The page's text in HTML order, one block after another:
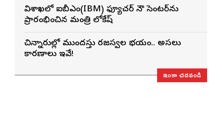
విశాఖలో ఐబీఎం(IBM) ఫ్యూచర్ నౌ సెంటర్‌ను
ప్రారంభించిన మంత్రి లోకేష్
చిన్నారుల్లో ముందస్తు రజస్వల భయం.. అసలు
కారణాలు ఇవే!
ఇంకా చదవండి